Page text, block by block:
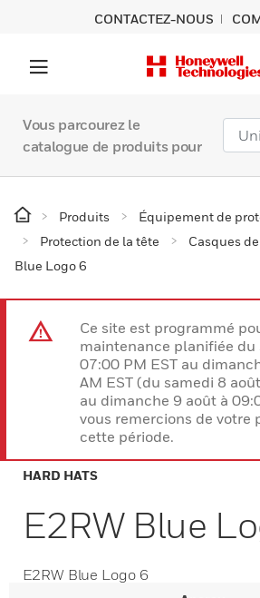
CONTACTEZ-NOUS
Vous parcourez le
catalogue de produits pour
Produits
Équipement de
Protection de la tête
Casques
Blue Logo 6
Ce site est programmé
maintenance planifiée du
07:00 PM EST au
AM EST (du samedi 8
au dimanche 9 août à
vous remercions de votre
cette période.
HARD HATS
E2RW Blue
E2RW Blue Logo 6